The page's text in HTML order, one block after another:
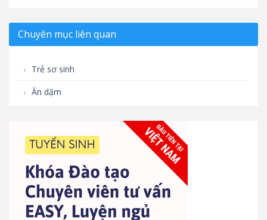
Chuyên mục liên quan
Trẻ sơ sinh
Ăn dặm